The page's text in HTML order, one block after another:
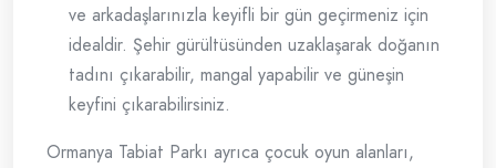
ve arkadaşlarınızla keyifli bir gün geçirmeniz için
idealdir. Şehir gürültüsünden uzaklaşarak doğanın
tadını çıkarabilir, mangal yapabilir ve güneşin
keyfini çıkarabilirsiniz.
Ormanya Tabiat Parkı ayrıca çocuk oyun alanları,